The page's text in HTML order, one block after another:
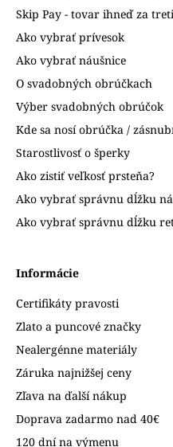
Skip Pay - tovar ihneď za
Ako vybrať prívesok
Ako vybrať náušnice
O svadobných obrúčkach
Výber svadobných obrúčok
Kde sa nosí obrúčka /
Starostlivosť o šperky
Ako zistiť veľkosť prsteňa?
Ako vybrať správnu dĺžku
Ako vybrať správnu dĺžku
Informácie
Certifikáty pravosti
Zlato a puncové značky
Nealergénne materiály
Záruka najnižšej ceny
Zľava na ďalší nákup
Doprava zadarmo nad 40€
120 dní na výmenu